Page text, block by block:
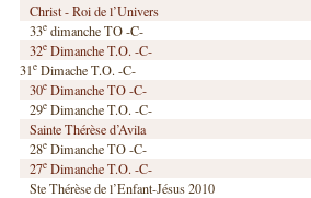
Christ - Roi de l’Univers
33e dimanche TO -C-
32e Dimanche T.O. -C-
31e Dimache T.O. -C-
30e Dimanche TO -C-
29e Dimanche T.O. -C-
Sainte Thérèse d’Avila
28e Dimanche TO -C-
27e Dimanche T.O. -C-
Ste Thérèse de l’Enfant-Jésus 2010